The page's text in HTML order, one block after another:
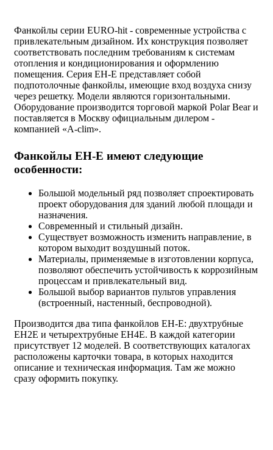
Фанкойлы серии EURO-hit - современные устройства с
привлекательным дизайном. Их конструкция позволяет
соответствовать последним требованиям к системам
отопления и кондиционирования и оформлению
помещения. Серия EH-E представляет собой
подпотолочные фанкойлы, имеющие вход воздуха снизу
через решетку. Модели являются горизонтальными.
Оборудование производится торговой маркой Polar Bear и
поставляется в Москву официальным дилером -
компанией «A-clim».
Фанкойлы EH-E имеют следующие
особенности:
Большой модельный ряд позволяет спроектировать
проект оборудования для зданий любой площади и
назначения.
Современный и стильный дизайн.
Существует возможность изменить направление, в
котором выходит воздушный поток.
Материалы, применяемые в изготовлении корпуса,
позволяют обеспечить устойчивость к коррозийным
процессам и привлекательный вид.
Большой выбор вариантов пультов управления
(встроенный, настенный, беспроводной).
Производится два типа фанкойлов EH-E: двухтрубные
EH2E и четырехтрубные EH4E. В каждой категории
присутствует 12 моделей. В соответствующих каталогах
расположены карточки товара, в которых находится
описание и техническая информация. Там же можно
сразу оформить покупку.